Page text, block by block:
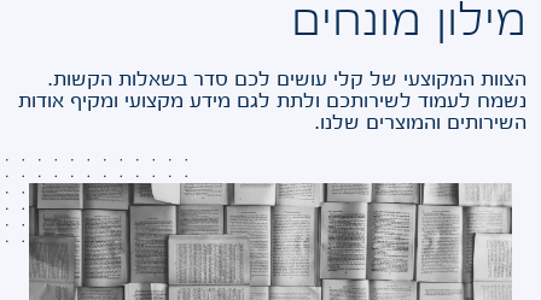
מילון מונחים
הצוות המקוצעי של קלי עושים לכם סדר בשאלות הקשות.
נשמח לעמוד לשירותכם ולתת לגם מידע מקצועי ומקיף אודות
השירותים והמוצרים שלנו.